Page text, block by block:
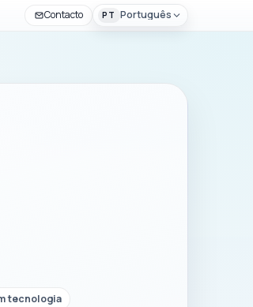
Contacto PT Português
tecnologia